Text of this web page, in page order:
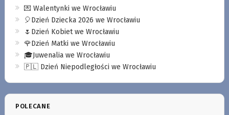
💌 Walentynki we Wrocławiu
🎈Dzień Dziecka 2026 we Wrocławiu
🌷Dzień Kobiet we Wrocławiu
🌹Dzień Matki we Wrocławiu
🎓Juwenalia we Wrocławiu
🇵🇱 Dzień Niepodległości we Wrocławiu
POLECANE